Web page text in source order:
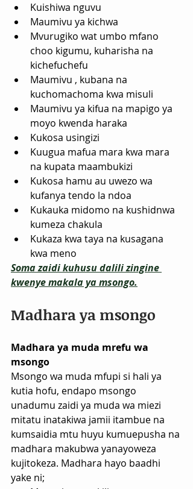
Kuishiwa nguvu
Maumivu ya kichwa
Mvurugiko wat umbo mfano
choo kigumu, kuharisha na
kichefuchefu
Maumivu , kubana na
kuchomachoma kwa misuli
Maumivu ya kifua na mapigo ya
moyo kwenda haraka
Kukosa usingizi
Kuugua mafua mara kwa mara
na kupata maambukizi
Kukosa hamu au uwezo wa
kufanya tendo la ndoa
Kukauka midomo na kushidnwa
kumeza chakula
Kukaza kwa taya na kusagana
kwa meno
Soma zaidi kuhusu dalili zingine
kwenye makala ya msongo.
Madhara ya msongo
Madhara ya muda mrefu wa
msongo
Msongo wa muda mfupi si hali ya
kutia hofu, endapo msongo
unadumu zaidi ya muda wa miezi
mitatu inatakiwa jamii itambue na
kumsaidia mtu huyu kumuepusha na
madhara makubwa yanayoweza
kujitokeza. Madhara hayo baadhi
yake ni;